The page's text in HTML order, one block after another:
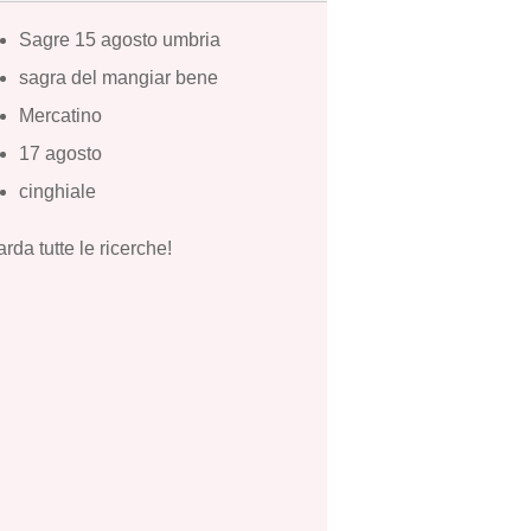
Sagre 15 agosto umbria
sagra del mangiar bene
Mercatino
17 agosto
cinghiale
tutte le ricerche!